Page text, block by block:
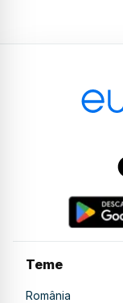
Teme
România